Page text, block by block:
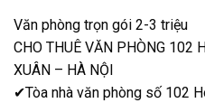
Văn phòng trọn gói 2-3 triệu
CHO THUÊ VĂN PHÒNG 102
XUÂN – HÀ NỘI
✔Tòa nhà văn phòng số 102